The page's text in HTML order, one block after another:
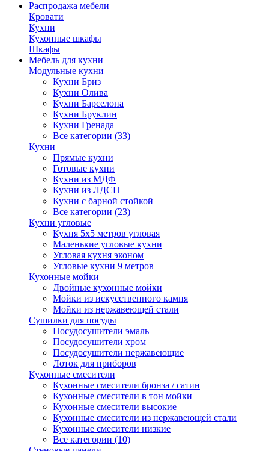
Распродажа мебели
Кровати
Кухни
Кухонные шкафы
Шкафы
Мебель для кухни
Модульные кухни
Кухни Бриз
Кухни Олива
Кухни Барселона
Кухни Бруклин
Кухни Гренада
Все категории (33)
Кухни
Прямые кухни
Готовые кухни
Кухни из МДФ
Кухни из ЛДСП
Кухни с барной стойкой
Все категории (23)
Кухни угловые
Кухня 5х5 метров угловая
Маленькие угловые кухни
Угловая кухня эконом
Угловые кухни 9 метров
Кухонные мойки
Двойные кухонные мойки
Мойки из искусственного камня
Мойки из нержавеющей стали
Сушилки для посуды
Посудосушители эмаль
Посудосушители хром
Посудосушители нержавеющие
Лоток для приборов
Кухонные смесители
Кухонные смесители бронза / сатин
Кухонные смесители в тон мойки
Кухонные смесители высокие
Кухонные смесители из нержавеющей стали
Кухонные смесители низкие
Все категории (10)